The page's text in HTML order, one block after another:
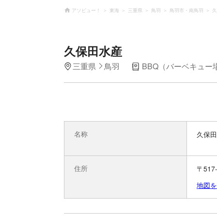
アソビュー！ 東海 三重県 鳥羽 鳥羽市・南鳥羽
久保田水産
三重県 鳥羽 BBQ（バーベキュー
名称 久保
住所
〒
地図